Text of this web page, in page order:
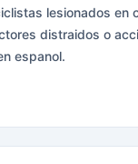
lesionados en
distraidos o
espanol.